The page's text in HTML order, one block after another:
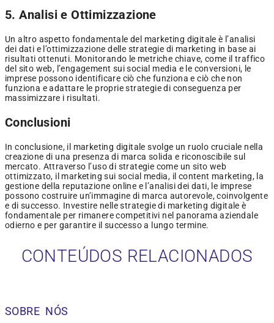
5. Analisi e Ottimizzazione
Un altro aspetto fondamentale del marketing digitale è l’analisi
dei dati e l’ottimizzazione delle strategie di marketing in base ai
risultati ottenuti. Monitorando le metriche chiave, come il traffico
del sito web, l’engagement sui social media e le conversioni, le
imprese possono identificare ciò che funziona e ciò che non
funziona e adattare le proprie strategie di conseguenza per
massimizzare i risultati.
Conclusioni
In conclusione, il marketing digitale svolge un ruolo cruciale nella
creazione di una presenza di marca solida e riconoscibile sul
mercato. Attraverso l’uso di strategie come un sito web
ottimizzato, il marketing sui social media, il content marketing, la
gestione della reputazione online e l’analisi dei dati, le imprese
possono costruire un’immagine di marca autorevole, coinvolgente
e di successo. Investire nelle strategie di marketing digitale è
fondamentale per rimanere competitivi nel panorama aziendale
odierno e per garantire il successo a lungo termine.
CONTEÚDOS RELACIONADOS
SOBRE NÓS